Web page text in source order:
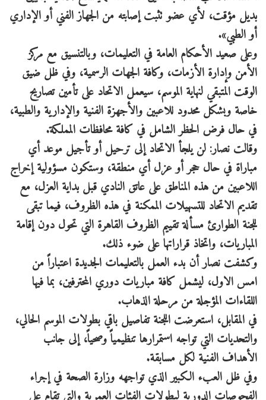
بديل مؤقت، لأي عضو تثبت إصابته من الجهاز الفني أو الإداري
أو الطبي».
وعلى صعيد الأحكام العامة في التعليمات، وبالتنسيق مع مركز
الأمن وإدارة الأزمات، وكافة الجهات الرسمية، وفي ظل ضيق
الوقت المتبقي لنهاية الموسم، سيعمل الاتحاد على تأمين تصاريح
خاصة وبشكل محدود للاعبين والأجهزة الفنية والإدارية والطبية،
في حال فرض الحظر الشامل في كافة محافظات المملكة.
وقالت نصار: لن يلجأ الاتحاد إلى ترحيل أو تأجيل موعد أي
مباراة في حال حجر أو عزل أي منطقة، وستكون مسؤولية إخراج
اللاعبين من هذه المناطق على عاتق النادي قبل بداية العزل، مع
تقديم الاتحاد للتسهيلات الممكنة في هذه الظروف، فيما تبقى
للجنة الطوارئ مسألة تقييم الظروف القاهرة التي تحول دون إقامة
المباريات، واتخاذ قراراتها على ضوء ذلك.
وكشفت نصار أن بدء العمل بالتعليمات الجديدة اعتباراً من
امس الاول، ليشمل كافة مباريات دوري المحترفين، بما فيها
اللقاءات المؤجلة من مرحلة الذهاب.
في المقابل، استعرضت اللجنة تفاصيل باقي بطولات الموسم الحالي،
والتحديات التي تواجه استمرارها تنظيمياً وصحياً، إلى جانب
الأهداف الفنية لكل مسابقة.
وفي ظل العبء الكبير الذي تواجهه وزارة الصحة في إجراء